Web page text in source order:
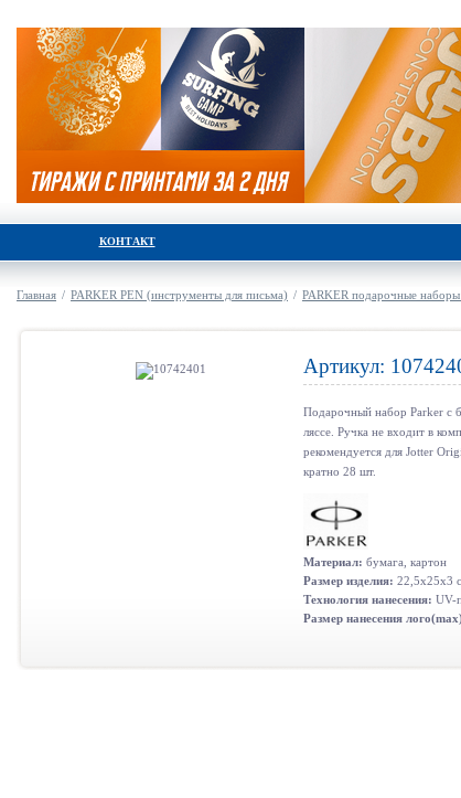
КОНТАКТ
Главная / PARKER PEN (инструменты для письма) / PARKER подарочные
Артикул:
Подарочный набор Parker с
ляссе. Ручка не входит в
рекомендуется для Jotter
кратно 28 шт.
Материал: бумага, картон
Размер изделия: 22,5x25x3
Технология нанесения: UV-
Размер нанесения